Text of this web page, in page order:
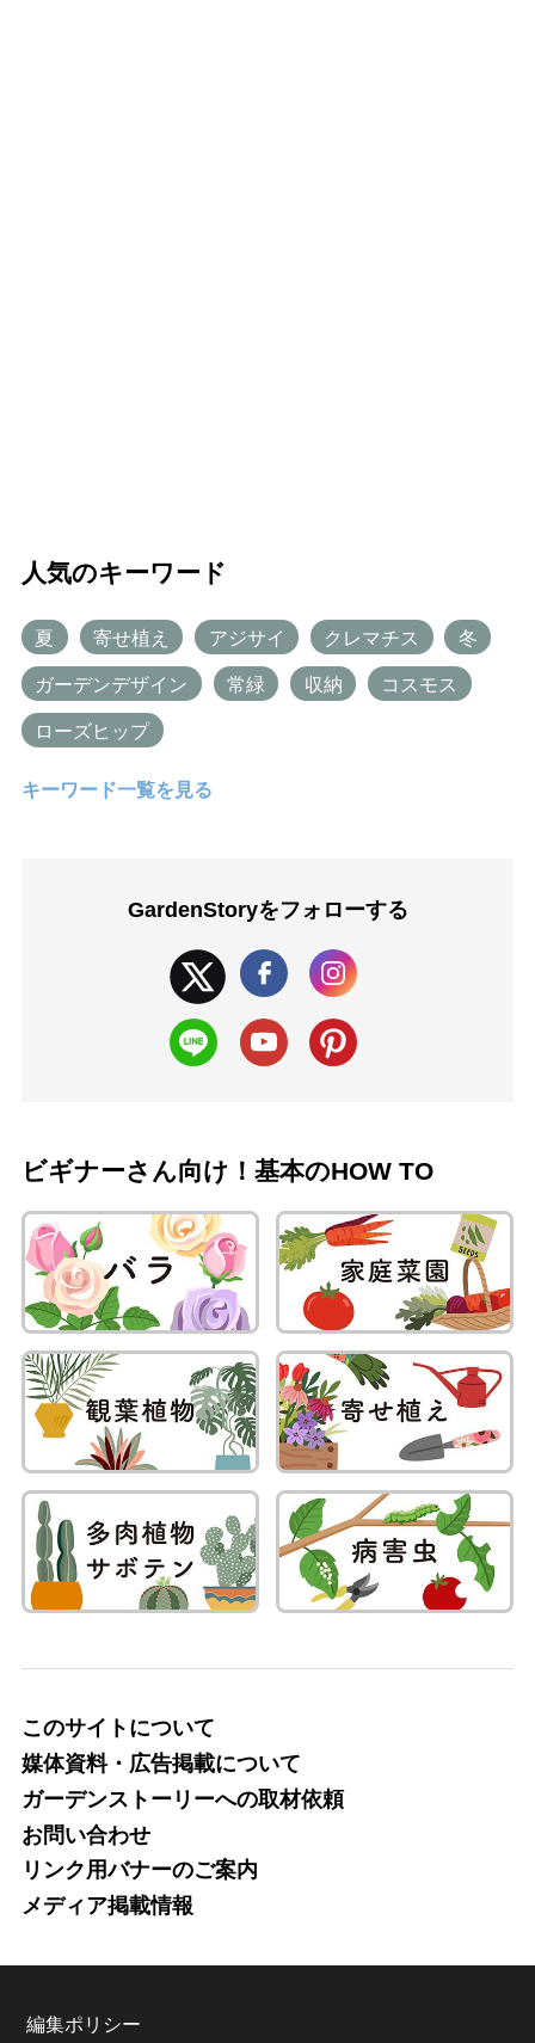
人気のキーワード
夏 寄せ植え アジサイ クレマチス 冬
ガーデンデザイン 常緑 収納 コスモス
ローズヒップ
キーワード一覧を見る
GardenStoryをフォローする
ビギナーさん向け！基本のHOW TO
このサイトについて
媒体資料・広告掲載について
ガーデンストーリーへの取材依頼
お問い合わせ
リンク用バナーのご案内
メディア掲載情報
編集ポリシー